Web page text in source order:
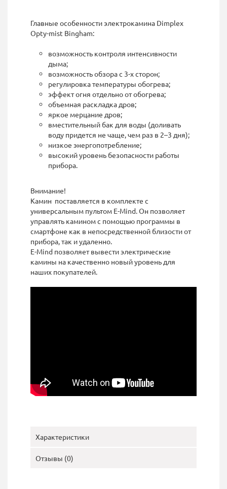
Главные особенности электрокамина Dimplex
Opty-mist Bingham:
возможность контроля интенсивности
дыма;
возможность обзора с 3-х сторон;
регулировка температуры обогрева;
эффект огня отдельно от обогрева;
объемная раскладка дров;
яркое мерцание дров;
вместительный бак для воды (доливать
воду придется не чаще, чем раз в 2–3 дня);
низкое энергопотребление;
высокий уровень безопасности работы
прибора.
Внимание!
Камин поставляется в комплекте с
универсальным пультом E-Mind. Он позволяет
управлять камином с помощью программы в
смартфоне как в непосредственной близости от
прибора, так и удаленно.
E-Mind позволяет вывести электрические
камины на качественно новый уровень для
наших покупателей.
Характеристики
Отзывы (0)